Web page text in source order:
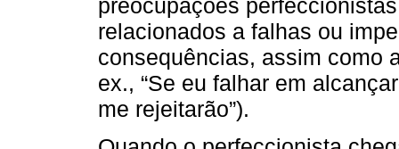
preocupações
relacionados a falhas ou
consequências, assim como
ex., “Se eu falhar em
me rejeitarão”).